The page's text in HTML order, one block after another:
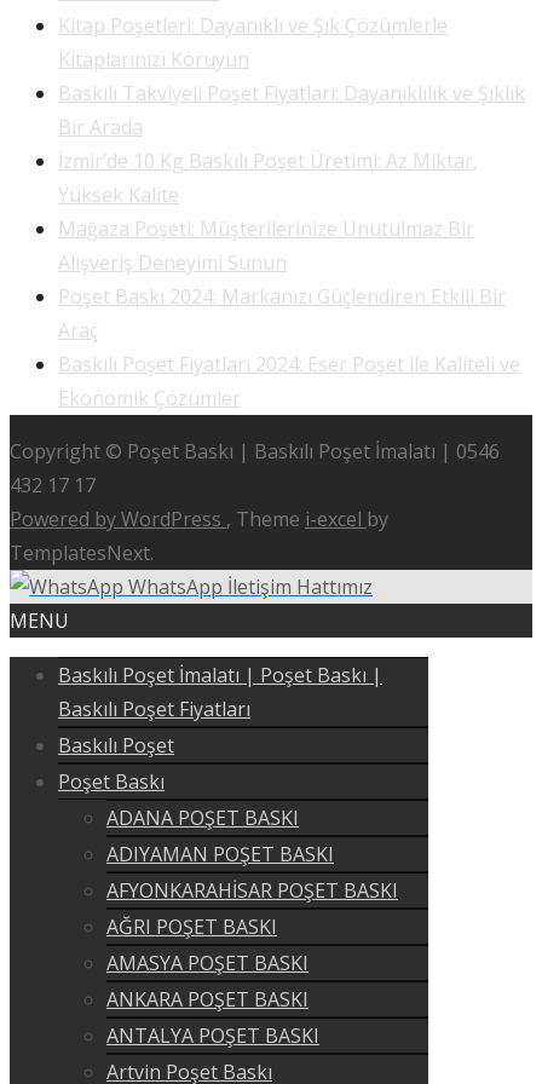
Kitap Poşetleri: Dayanıklı ve Şık Çözümlerle
Kitaplarınızı Koruyun
Baskılı Takviyeli Poşet Fiyatları: Dayanıklılık ve Şıklık
Bir Arada
İzmir’de 10 Kg Baskılı Poşet Üretimi: Az Miktar,
Yüksek Kalite
Mağaza Poşeti: Müşterilerinize Unutulmaz Bir
Alışveriş Deneyimi Sunun
Poşet Baskı 2024: Markanızı Güçlendiren Etkili Bir
Araç
Baskılı Poşet Fiyatları 2024: Eser Poşet ile Kaliteli ve
Ekonomik Çözümler
Copyright © Poşet Baskı | Baskılı Poşet İmalatı | 0546
432 17 17
Powered by WordPress , Theme i-excel by
TemplatesNext.
WhatsApp İletişim Hattımız
MENU
Baskılı Poşet İmalatı | Poşet Baskı |
Baskılı Poşet Fiyatları
Baskılı Poşet
Poşet Baskı
ADANA POŞET BASKI
ADIYAMAN POŞET BASKI
AFYONKARAHİSAR POŞET BASKI
AĞRI POŞET BASKI
AMASYA POŞET BASKI
ANKARA POŞET BASKI
ANTALYA POŞET BASKI
Artvin Poşet Baskı